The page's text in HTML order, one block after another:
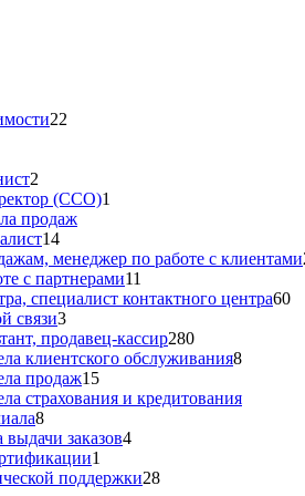
22
2
(CCO)1
продаж
14
менеджер по работе с клиентами
с партнерами11
специалист контактного центра60
связи3
продавец-кассир280
клиентского обслуживания8
продаж15
страхования и кредитования
8
заказов4
1
поддержки28